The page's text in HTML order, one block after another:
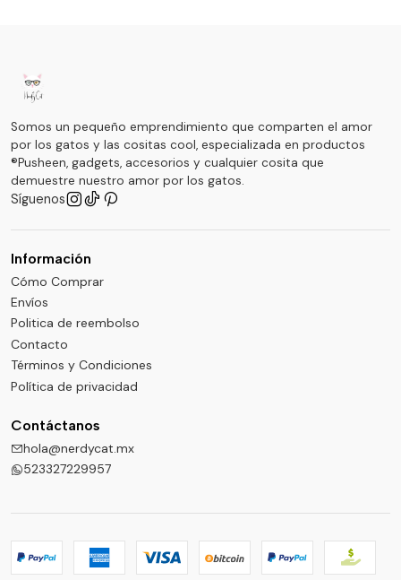
Somos un pequeño emprendimiento que comparten el amor
por los gatos y las cositas cool, especializada en productos
®Pusheen, gadgets, accesorios y cualquier cosita que
demuestre nuestro amor por los gatos.
Síguenos
Información
Cómo Comprar
Envíos
Politica de reembolso
Contacto
Términos y Condiciones
Política de privacidad
Contáctanos
hola@nerdycat.mx
523327229957